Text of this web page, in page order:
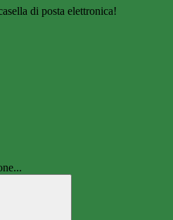
di posta elettronica!